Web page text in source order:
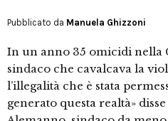
Pubblicato da Manuela Ghizzoni
In un anno 35 omicidi nella
sindaco che cavalcava la
l’illegalità che è stata
generato questa realtà»